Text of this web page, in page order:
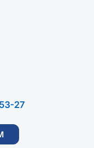
27